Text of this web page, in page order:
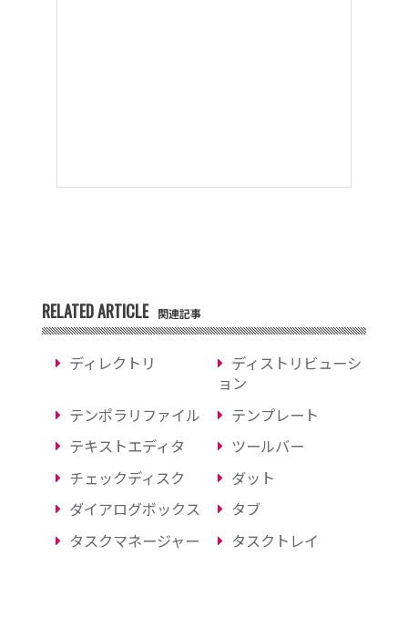
RELATED ARTICLE 関連記事
ディレクトリ
ディストリビューシ
ョン
テンポラリファイル
テンプレート
テキストエディタ
ツールバー
チェックディスク
ダット
ダイアログボックス
タブ
タスクマネージャー
タスクトレイ